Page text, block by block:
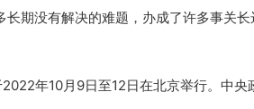
期没有解决的难题，办成了许多事关